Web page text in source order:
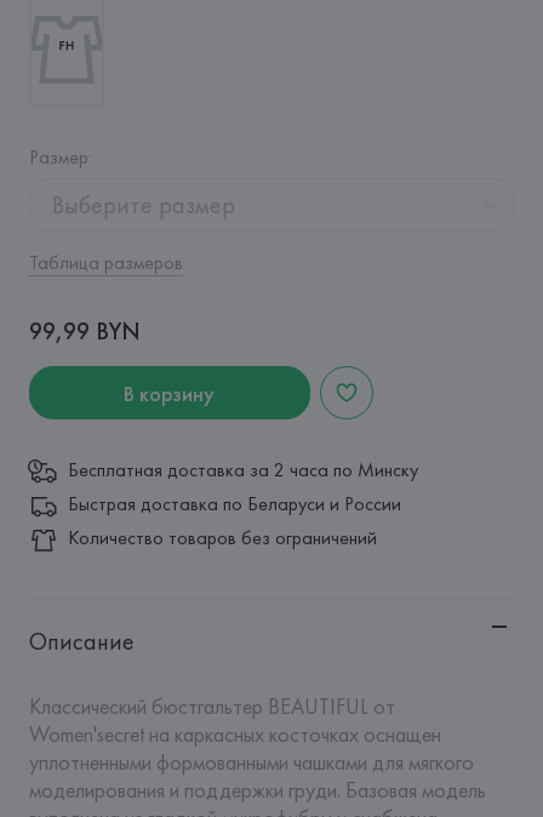
Размер:
Выберите размер
Таблица размеров
99,99 BYN
В корзину
Бесплатная доставка за 2 часа по Минску
Быстрая доставка по Беларуси и России
Количество товаров без ограничений
Описание
Классический бюстгальтер BEAUTIFUL от
Women'secret на каркасных косточках оснащен
уплотненными формованными чашками для мягкого
моделирования и поддержки груди. Базовая модель